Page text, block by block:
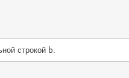
строкой b.